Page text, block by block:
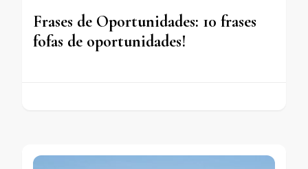
Frases de Oportunidades: 10 frases
fofas de oportunidades!